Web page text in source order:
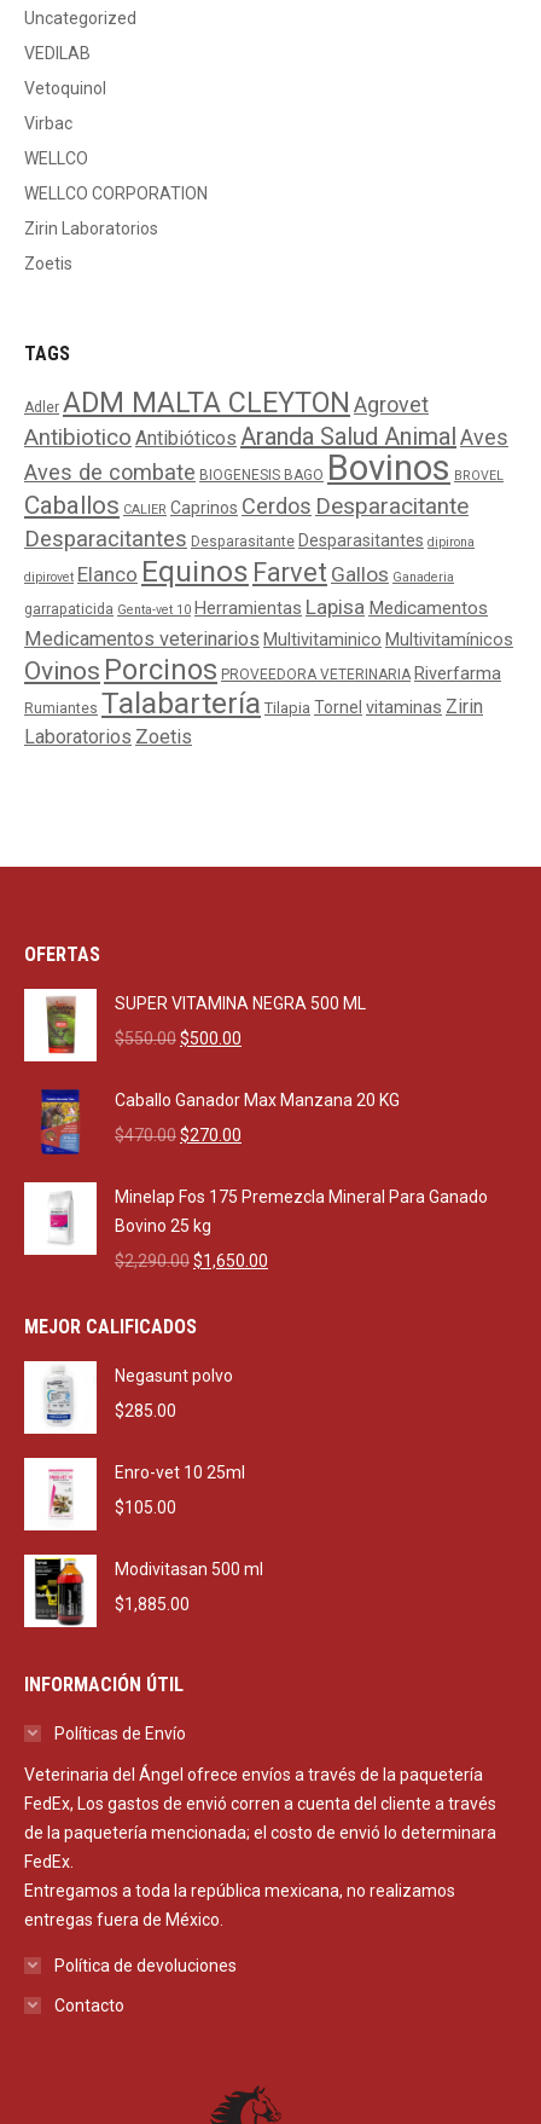
Uncategorized
VEDILAB
Vetoquinol
Virbac
WELLCO
WELLCO CORPORATION
Zirin Laboratorios
Zoetis
TAGS
Adler ADM MALTA CLEYTON Agrovet
Antibiotico Antibióticos Aranda Salud AnimalAves
Aves de combate BIOGENESIS BAGO Bovinos BROVEL
Caballos CALIER Caprinos Cerdos Desparacitante
Desparacitantes Desparasitante Desparasitantes dipirona
dipirovet Elanco Equinos Farvet Gallos Ganaderia
garrapaticida Genta-vet 10 Herramientas Lapisa Medicamentos
Medicamentos veterinarios Multivitaminico Multivitamínicos
Ovinos Porcinos PROVEEDORA VETERINARIA Riverfarma
Rumiantes Talabartería Tilapia Tornel vitaminas Zirin
Laboratorios Zoetis
OFERTAS
SUPER VITAMINA NEGRA 500 ML
$550.00Original
was:
$550.00.
$500.00
is:
Caballo Ganador Max Manzana 20 KG
$470.00Original
was:
$470.00.
$270.00
is:
Minelap Fos 175 Premezcla Mineral Para Ganado
Bovino 25 kg
$2,290.00Original
was:
$1,650.00
MEJOR CALIFICADOS
Negasunt polvo
$285.00
Enro-vet 10 25ml
$105.00
Modivitasan 500 ml
$1,885.00
INFORMACIÓN ÚTIL
Políticas de Envío
Veterinaria del Ángel ofrece envíos a través de la paquetería
FedEx, Los gastos de envió corren a cuenta del cliente a través
de la paquetería mencionada; el costo de envió lo determinara
FedEx.
Entregamos a toda la república mexicana, no realizamos
entregas fuera de México.
Política de devoluciones
Contacto